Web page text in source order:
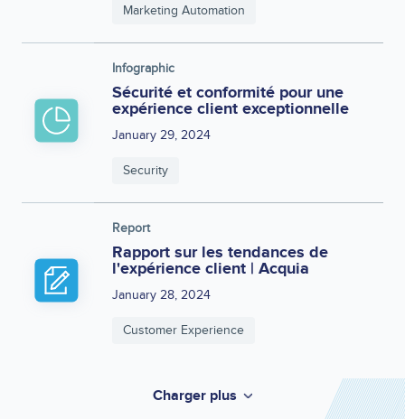
Marketing Automation
Infographic
Sécurité et conformité pour une
expérience client exceptionnelle
January 29, 2024
Security
Report
Rapport sur les tendances de
l'expérience client | Acquia
January 28, 2024
Customer Experience
Charger plus